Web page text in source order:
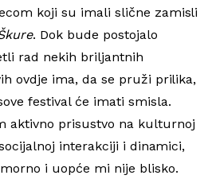
koji su imali slične zamisli
. Dok bude postojalo
rad nekih briljantnih
ovdje ima, da se pruži prilika,
festival će imati smisla.
aktivno prisustvo na kulturnoj
interakciji i dinamici,
i uopće mi nije blisko.